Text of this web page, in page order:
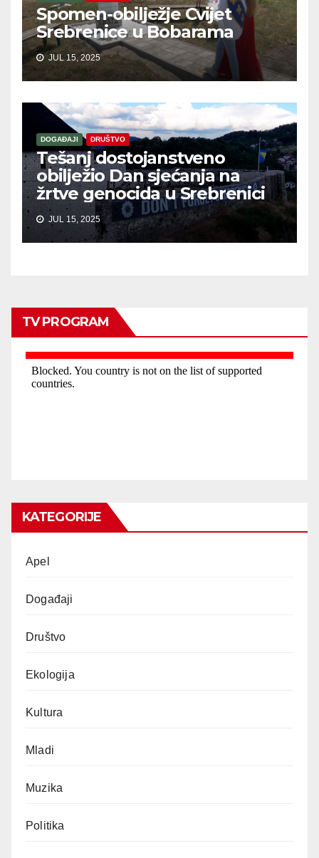
Spomen-obilježje Cvijet
Srebrenice u Bobarama
JUL 15, 2025
DOGAĐAJI DRUŠTVO
Tešanj dostojanstveno
obilježio Dan sjećanja na
žrtve genocida u Srebrenici
JUL 15, 2025
TV PROGRAM
KATEGORIJE
Apel
Događaji
Društvo
Ekologija
Kultura
Mladi
Muzika
Politika